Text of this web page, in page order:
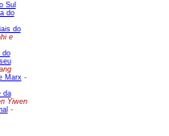
Sul
do
do
e
do
Marx-
da
Yiwen
-